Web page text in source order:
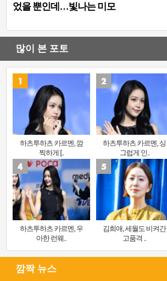
었을 뿐인데…빛나는 미모
많이 본 포토
하츠투하츠 카르멘, 깜
찍하게 [..
하츠투하츠 카르멘, 싱
그럽게 인..
하츠투하츠 카르멘, 우
아한 런웨..
김희애, 세월도 비켜간
고품격 ..
깜짝 뉴스